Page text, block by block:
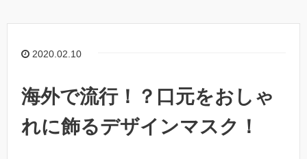
2020.02.10
海外で流行！？口元をおしゃ
れに飾るデザインマスク！